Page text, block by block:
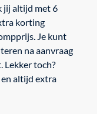
jij altijd met 6
korting
Je kunt
na aanvraag
Lekker toch?
altijd extra